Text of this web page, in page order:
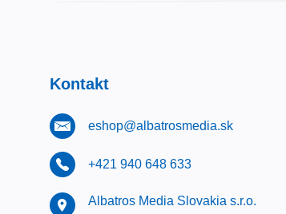
Kontakt
eshop@albatrosmedia.sk
+421 940 648 633
Albatros Media Slovakia s.r.o.